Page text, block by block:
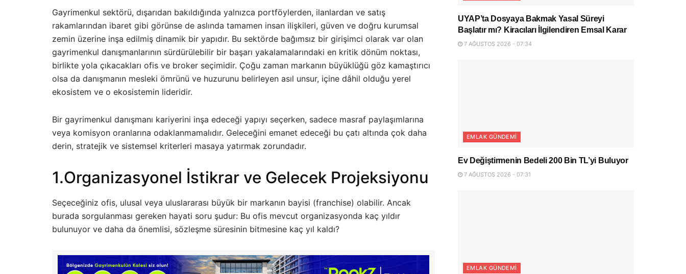
Gayrimenkul sektörü, dışarıdan bakıldığında yalnızca portföylerden, ilanlardan ve satış
rakamlarından ibaret gibi görünse de aslında tamamen insan ilişkileri, güven ve doğru kurumsal
zemin üzerine inşa edilmiş dinamik bir yapıdır. Bu sektörde bağımsız bir girişimci olarak var olan
gayrimenkul danışmanlarının sürdürülebilir bir başarı yakalamalarındaki en kritik dönüm noktası,
birlikte yola çıkacakları ofis ve broker seçimidir. Çoğu zaman markanın büyüklüğü göz kamaştırıcı
olsa da danışmanın mesleki ömrünü ve huzurunu belirleyen asıl unsur, içine dâhil olduğu yerel
ekosistem ve o ekosistemin lideridir.
Bir gayrimenkul danışmanı kariyerini inşa edeceği yapıyı seçerken, sadece masraf paylaşımlarına
veya komisyon oranlarına odaklanmamalıdır. Geleceğini emanet edeceği bu çatı altında çok daha
derin, stratejik ve sistemsel kriterleri masaya yatırmak zorundadır.
1.Organizasyonel İstikrar ve Gelecek Projeksiyonu
Seçeceğiniz ofis, ulusal veya uluslararası büyük bir markanın bayisi (franchise) olabilir. Ancak
burada sorgulanması gereken hayati soru şudur: Bu ofis mevcut organizasyonda kaç yıldır
bulunuyor ve daha da önemlisi, sözleşme süresinin bitmesine kaç yıl kaldı?
UYAP’ta Dosyaya Bakmak Yasal Süreyi
Başlatır mı? Kiracıları İlgilendiren Emsal Karar
7 AĞUSTOS 2026 - 07:34
EMLAK GÜNDEMI
Ev Değiştirmenin Bedeli 200 Bin TL’yi Buluyor
7 AĞUSTOS 2026 - 07:31
EMLAK GÜNDEMI